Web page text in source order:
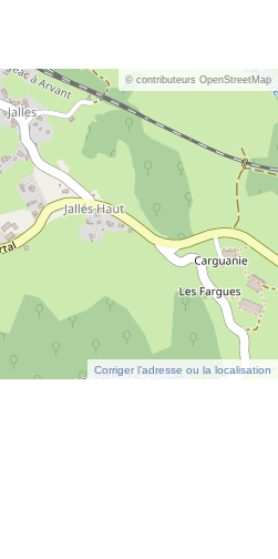
© contributeurs OpenStreetMap
Corriger l’adresse ou la localisation